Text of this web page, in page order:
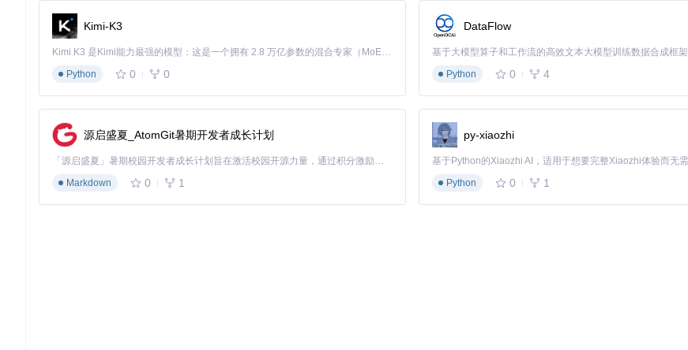
系统兼容性要求
配置项 最低要求
推荐配置
操作系统
Windows 10 64位
额外组件
.NET Framework 4.8 .NET Framework 4.8 + Visual C++ 2022 运行库
重要准备步骤：
从项目发布页面下载最新版本工具压缩包
解压至非系统盘目录（避免权限问题）
Kimi-K3
Kimi K3 是Kimi能力最强的模型：这是一个拥有 2.8 万亿参数的混合专家（MoE）模型，具备原生视觉理解能力，并支持 100 万 token 的上下文窗口。
Python
0 0
DataFlow
基于大模型算子和工作流的高效文本大模型训练数据合成框架
Python
0 4
源启盛夏_AtomGit暑期开发者成长计划
「源启盛夏」暑期校园开发者成长计划旨在激活校园开源力量，通过积分激励、认证扶持、资源倾斜等形式，引导高校组织和开发者完成「入驻 — 建项目 — 做贡献 — 获认证 — 得资源」的完整闭环。无论你是想带领社团入驻平台的组织者，还是希望用代码贡献证明自己的开发者，都能在这里找到属于你的成长路径。
Markdown
0 1
py-xiaozhi
Python
0 1